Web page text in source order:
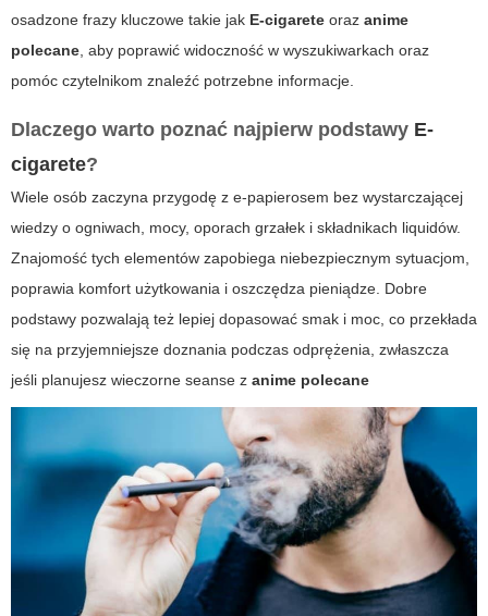
osadzone frazy kluczowe takie jak E-cigarete oraz anime
polecane, aby poprawić widoczność w wyszukiwarkach oraz
pomóc czytelnikom znaleźć potrzebne informacje.
Dlaczego warto poznać najpierw podstawy E-
cigarete?
Wiele osób zaczyna przygodę z e-papierosem bez wystarczającej
wiedzy o ogniwach, mocy, oporach grzałek i składnikach liquidów.
Znajomość tych elementów zapobiega niebezpiecznym sytuacjom,
poprawia komfort użytkowania i oszczędza pieniądze. Dobre
podstawy pozwalają też lepiej dopasować smak i moc, co przekłada
się na przyjemniejsze doznania podczas odprężenia, zwłaszcza
jeśli planujesz wieczorne seanse z anime polecane